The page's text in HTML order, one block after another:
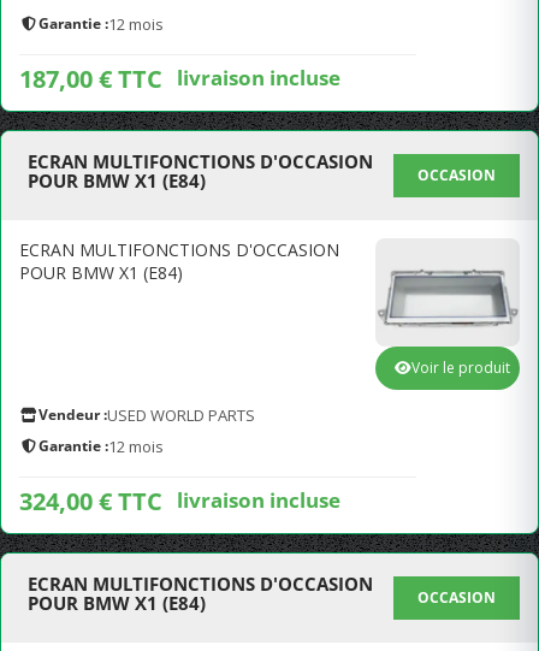
Garantie :12 mois
187,00 € TTC livraison incluse
ECRAN MULTIFONCTIONS D'OCCASION
POUR BMW X1 (E84)
OCCASION
ECRAN MULTIFONCTIONS D'OCCASION
POUR BMW X1 (E84)
Vendeur :USED WORLD PARTS
Garantie :12 mois
324,00 € TTC livraison incluse
Voir le produit
ECRAN MULTIFONCTIONS D'OCCASION
POUR BMW X1 (E84)
OCCASION